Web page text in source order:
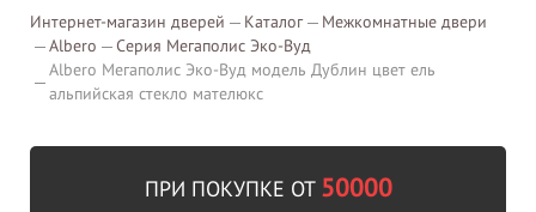
Интернет-магазин дверей Каталог
Межкомнатные двери
Albero
Серия Мегаполис Эко-Вуд
Albero Мегаполис Эко-Вуд модель Дублин цвет ель
альпийская стекло мателюкс
ПРИ ПОКУПКЕ ОТ 50000